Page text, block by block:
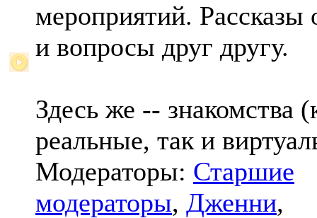
мероприятий. Рассказы
и вопросы друг другу.
Здесь же -- знакомства
реальные, так и
Модераторы: Старшие
модераторы, Дженни,